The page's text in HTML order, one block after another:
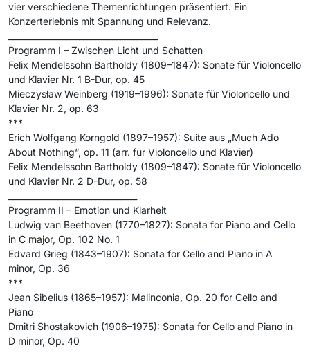
vier verschiedene Themenrichtungen präsentiert. Ein
Konzerterlebnis mit Spannung und Relevanz.
Programm I – Zwischen Licht und Schatten
Felix Mendelssohn Bartholdy (1809–1847): Sonate für Violoncello
und Klavier Nr. 1 B-Dur, op. 45
Mieczysław Weinberg (1919–1996): Sonate für Violoncello und
Klavier Nr. 2, op. 63
***
Erich Wolfgang Korngold (1897–1957): Suite aus „Much Ado
About Nothing“, op. 11 (arr. für Violoncello und Klavier)
Felix Mendelssohn Bartholdy (1809–1847): Sonate für Violoncello
und Klavier Nr. 2 D-Dur, op. 58
Programm II – Emotion und Klarheit
Ludwig van Beethoven (1770–1827): Sonata for Piano and Cello
in C major, Op. 102 No. 1
Edvard Grieg (1843–1907): Sonata for Cello and Piano in A
minor, Op. 36
***
Jean Sibelius (1865–1957): Malinconia, Op. 20 for Cello and
Piano
Dmitri Shostakovich (1906–1975): Sonata for Cello and Piano in
D minor, Op. 40